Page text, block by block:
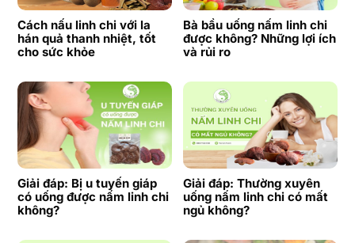
Cách nấu linh chi với la
hán quả thanh nhiệt, tốt
cho sức khỏe
Bà bầu uống nấm linh chi
được không? Những lợi ích
và rủi ro
Giải đáp: Bị u tuyến giáp
có uống được nấm linh chi
không?
Giải đáp: Thường xuyên
uống nấm linh chi có mất
ngủ không?